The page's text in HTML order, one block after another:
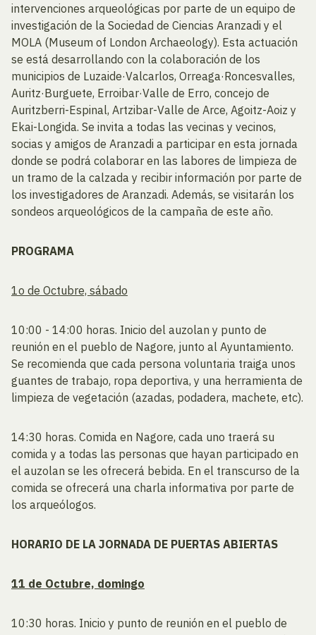
intervenciones arqueológicas por parte de un equipo de
investigación de la Sociedad de Ciencias Aranzadi y el
MOLA (Museum of London Archaeology). Esta actuación
se está desarrollando con la colaboración de los
municipios de Luzaide·Valcarlos, Orreaga·Roncesvalles,
Auritz·Burguete, Erroibar·Valle de Erro, concejo de
Auritzberri-Espinal, Artzibar-Valle de Arce, Agoitz-Aoiz y
Ekai-Longida. Se invita a todas las vecinas y vecinos,
socias y amigos de Aranzadi a participar en esta jornada
donde se podrá colaborar en las labores de limpieza de
un tramo de la calzada y recibir información por parte de
los investigadores de Aranzadi. Además, se visitarán los
sondeos arqueológicos de la campaña de este año.
PROGRAMA
1o de Octubre, sábado
10:00 - 14:00 horas. Inicio del auzolan y punto de
reunión en el pueblo de Nagore, junto al Ayuntamiento.
Se recomienda que cada persona voluntaria traiga unos
guantes de trabajo, ropa deportiva, y una herramienta de
limpieza de vegetación (azadas, podadera, machete, etc).
14:30 horas. Comida en Nagore, cada uno traerá su
comida y a todas las personas que hayan participado en
el auzolan se les ofrecerá bebida. En el transcurso de la
comida se ofrecerá una charla informativa por parte de
los arqueólogos.
HORARIO DE LA JORNADA DE PUERTAS ABIERTAS
11 de Octubre, domingo
10:30 horas. Inicio y punto de reunión en el pueblo de